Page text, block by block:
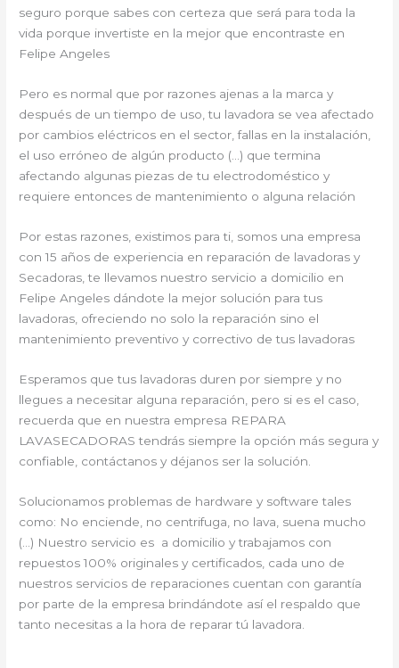
seguro porque sabes con certeza que será para toda la
vida porque invertiste en la mejor que encontraste en
Felipe Angeles
Pero es normal que por razones ajenas a la marca y
después de un tiempo de uso, tu lavadora se vea afectado
por cambios eléctricos en el sector, fallas en la instalación,
el uso erróneo de algún producto (…) que termina
afectando algunas piezas de tu electrodoméstico y
requiere entonces de mantenimiento o alguna relación
Por estas razones, existimos para ti, somos una empresa
con 15 años de experiencia en reparación de lavadoras y
Secadoras, te llevamos nuestro servicio a domicilio en
Felipe Angeles dándote la mejor solución para tus
lavadoras, ofreciendo no solo la reparación sino el
mantenimiento preventivo y correctivo de tus lavadoras
Esperamos que tus lavadoras duren por siempre y no
llegues a necesitar alguna reparación, pero si es el caso,
recuerda que en nuestra empresa REPARA
LAVASECADORAS tendrás siempre la opción más segura y
confiable, contáctanos y déjanos ser la solución.
Solucionamos problemas de hardware y software tales
como: No enciende, no centrifuga, no lava, suena mucho
(…) Nuestro servicio es a domicilio y trabajamos con
repuestos 100% originales y certificados, cada uno de
nuestros servicios de reparaciones cuentan con garantía
por parte de la empresa brindándote así el respaldo que
tanto necesitas a la hora de reparar tú lavadora.